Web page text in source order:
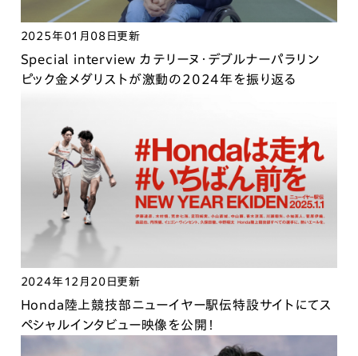
2025年01月08日更新
Special interview カテリーヌ・デブルナーパラリン
ピック金メダリストが激動の2024年を振り返る
2024年12月20日更新
Honda陸上競技部ニューイヤー駅伝特設サイトにてス
ペシャルインタビュー映像を公開！